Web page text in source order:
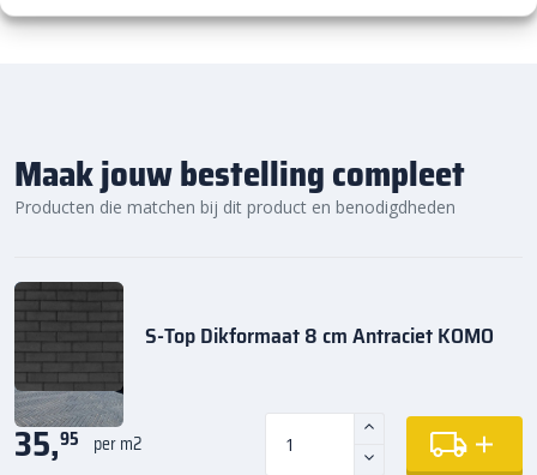
Maak jouw bestelling compleet
Producten die matchen bij dit product en benodigdheden
S-Top Dikformaat 8 cm Antraciet KOMO
35,95 per m2